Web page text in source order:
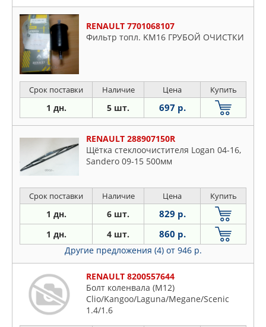
RENAULT 7701068107
Фильтр топл. KM16 ГРУБОЙ ОЧИСТКИ
Срок поставки Наличие Цена Купить
1 дн. 5 шт. 697 р.
RENAULT 288907150R
Щётка стеклоочистителя Logan 04-16,
Sandero 09-15 500мм
Срок поставки Наличие Цена Купить
1 дн. 6 шт. 829 р.
1 дн. 4 шт. 860 р.
Другие предложения (4) от 946 р.
RENAULT 8200557644
Болт коленвала (М12)
Clio/Kangoo/Laguna/Megane/Scenic
1.4/1.6